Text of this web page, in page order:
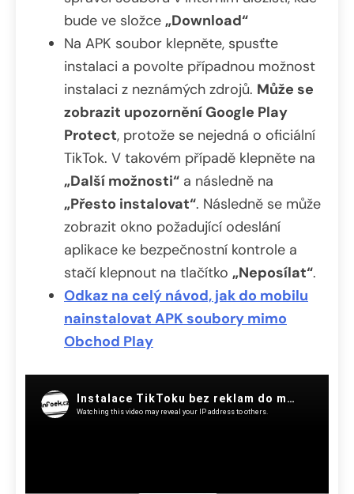
bude ve složce „Download“
Na APK soubor klepněte, spusťte
instalaci a povolte případnou možnost
instalaci z neznámých zdrojů. Může se
zobrazit upozornění Google Play
Protect, protože se nejedná o oficiální
TikTok. V takovém případě klepněte na
„Další možnosti“ a následně na
„Přesto instalovat“. Následně se může
zobrazit okno požadující odeslání
aplikace ke bezpečnostní kontrole a
stačí klepnout na tlačítko „Neposílat“.
Odkaz na celý návod, jak do mobilu
nainstalovat APK soubory mimo
Obchod Play